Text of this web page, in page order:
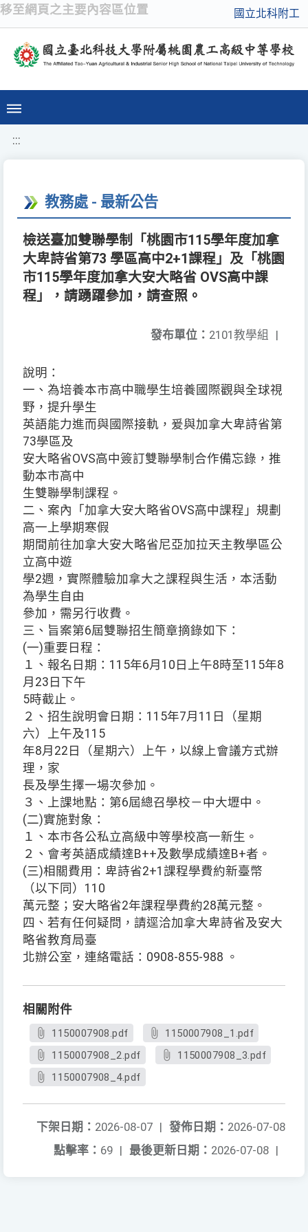
移至網頁之主要內容區位置 國立北科附工
:::
教務處 - 最新公告
檢送臺加雙聯學制「桃園市115學年度加拿
大卑詩省第73 學區高中2+1課程」及「桃園
市115學年度加拿大安大略省 OVS高中課
程」，請踴躍參加，請查照。
發布單位： 2101教學組 |
說明：
一、為培養本市高中職學生培養國際觀與全球視
野，提升學生
英語能力進而與國際接軌，爰與加拿大卑詩省第
73學區及
安大略省OVS高中簽訂雙聯學制合作備忘錄，推
動本市高中
生雙聯學制課程。
二、案內「加拿大安大略省OVS高中課程」規劃
高一上學期寒假
期間前往加拿大安大略省尼亞加拉天主教學區公
立高中遊
學2週，實際體驗加拿大之課程與生活，本活動
為學生自由
參加，需另行收費。
三、旨案第6屆雙聯招生簡章摘錄如下：
(一)重要日程：
１、報名日期：115年6月10日上午8時至115年8
月23日下午
5時截止。
２、招生說明會日期：115年7月11日（星期
六）上午及115
年8月22日（星期六）上午，以線上會議方式辦
理，家
長及學生擇一場次參加。
３、上課地點：第6屆總召學校－中大壢中。
(二)實施對象：
１、本市各公私立高級中等學校高一新生。
２、會考英語成績達B++及數學成績達B+者。
(三)相關費用：卑詩省2+1課程學費約新臺幣
（以下同）110
萬元整；安大略省2年課程學費約28萬元整。
四、若有任何疑問，請逕洽加拿大卑詩省及安大
略省教育局臺
北辦公室，連絡電話：0908-855-988 。
相關附件
1150007908.pdf
1150007908_1.pdf
1150007908_2.pdf
1150007908_3.pdf
1150007908_4.pdf
發佈日期： 2026-07-08
下架日期： 2026-08-07 |
最後更新日期： 2026-07-08 |
點擊率： 69 |